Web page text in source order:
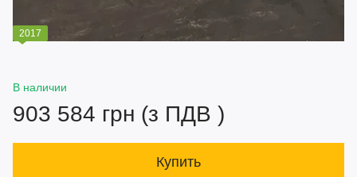
2017
В наличии
903 584 грн (з ПДВ )
Купить